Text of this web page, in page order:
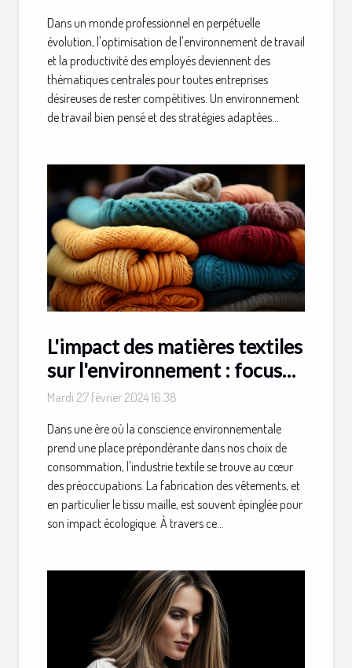
Dans un monde professionnel en perpétuelle
évolution, l'optimisation de l'environnement de travail
et la productivité des employés deviennent des
thématiques centrales pour toutes entreprises
désireuses de rester compétitives. Un environnement
de travail bien pensé et des stratégies adaptées...
L'impact des matières textiles
sur l'environnement : focus
sur le tissu maille
Mardi 27 février 2024 16:38
Dans une ère où la conscience environnementale
prend une place prépondérante dans nos choix de
consommation, l'industrie textile se trouve au cœur
des préoccupations. La fabrication des vêtements, et
en particulier le tissu maille, est souvent épinglée pour
son impact écologique. À travers ce...